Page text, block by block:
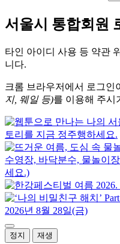
서울시 통합회원
타인 아이디 사용 등 약관
니다.
크롬 브라우저에서 로그인
지, 웨일 등)를 이용해 주시
정지 재생